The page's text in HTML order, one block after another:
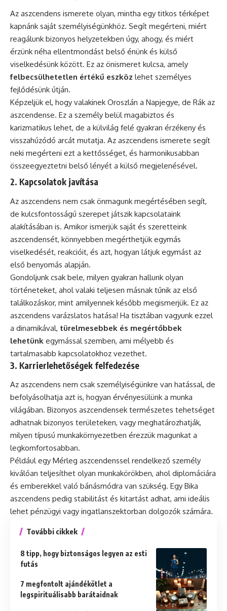
Az aszcendens ismerete olyan, mintha egy titkos térképet
kapnánk saját személyiségünkhöz. Segít megérteni, miért
reagálunk bizonyos helyzetekben úgy, ahogy, és miért
érzünk néha ellentmondást belső énünk és külső
viselkedésünk között. Ez az önismeret kulcsa, amely
felbecsülhetetlen értékű eszköz lehet személyes
fejlődésünk útján.
Képzeljük el, hogy valakinek Oroszlán a Napjegye, de Rák az
aszcendense. Ez a személy belül magabiztos és
karizmatikus lehet, de a külvilág felé gyakran érzékeny és
visszahúzódó arcát mutatja. Az aszcendens ismerete segít
neki megérteni ezt a kettősséget, és harmonikusabban
összeegyeztetni belső lényét a külső megjelenésével.
2. Kapcsolatok javítása
Az aszcendens nem csak önmagunk megértésében segít,
de kulcsfontosságú szerepet játszik kapcsolataink
alakításában is. Amikor ismerjük saját és szeretteink
aszcendensét, könnyebben megérthetjük egymás
viselkedését, reakcióit, és azt, hogyan látjuk egymást az
első benyomás alapján.
Gondoljunk csak bele, milyen gyakran hallunk olyan
történeteket, ahol valaki teljesen másnak tűnik az első
találkozáskor, mint amilyennek később megismerjük. Ez az
aszcendens varázslatos hatása! Ha tisztában vagyunk ezzel
a dinamikával, türelmesebbek és megértőbbek
lehetünk egymással szemben, ami mélyebb és
tartalmasabb kapcsolatokhoz vezethet.
3. Karrierlehetőségek felfedezése
Az aszcendens nem csak személyiségünkre van hatással, de
befolyásolhatja azt is, hogyan érvényesülünk a munka
világában. Bizonyos aszcendensek természetes tehetséget
adhatnak bizonyos területeken, vagy meghatározhatják,
milyen típusú munkakörnyezetben érezzük magunkat a
legkomfortosabban.
Például egy Mérleg aszcendenssel rendelkező személy
kiválóan teljesíthet olyan munkakörökben, ahol diplomáciára
és emberekkel való bánásmódra van szükség. Egy Bika
aszcendens pedig stabilitást és kitartást adhat, ami ideális
lehet pénzügyi vagy ingatlanszektorban dolgozók számára.
További cikkek
8 tipp, hogy biztonságos legyen az esti
futás
7 megfontolt ajándékötlet a
legspirituálisabb barátaidnak